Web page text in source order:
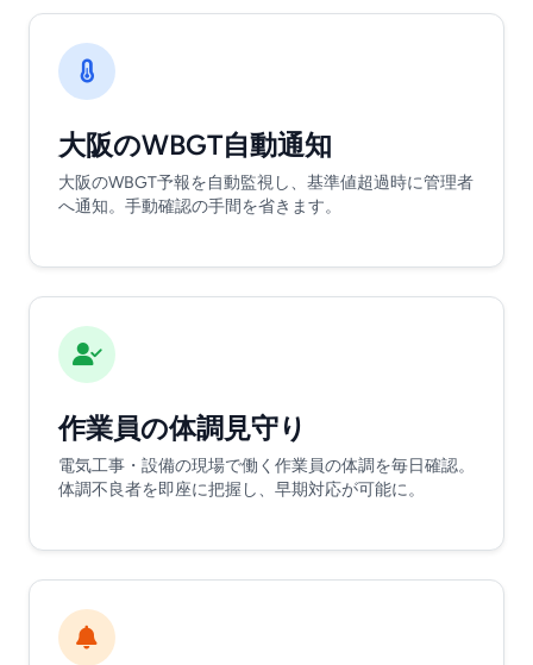
大阪のWBGT自動通知
大阪のWBGT予報を自動監視し、基準値超過時に管理者
へ通知。手動確認の手間を省きます。
作業員の体調見守り
電気工事・設備の現場で働く作業員の体調を毎日確認。
体調不良者を即座に把握し、早期対応が可能に。